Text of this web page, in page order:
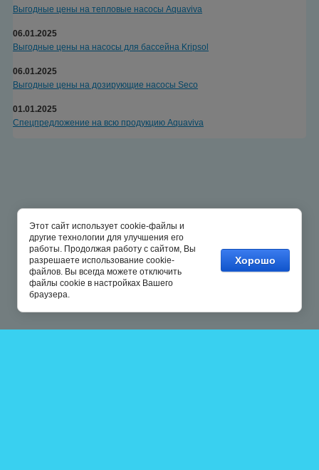
Выгодные цены на тепловые насосы Aquaviva
06.01.2025
Выгодные цены на насосы для бассейна Kripsol
06.01.2025
Выгодные цены на дозирующие насосы Seco
01.01.2025
Спецпредложение на всю продукцию Aquaviva
Этот сайт использует cookie-файлы и
другие технологии для улучшения его
работы. Продолжая работу с сайтом, Вы
разрешаете использование cookie-
файлов. Вы всегда можете отключить
файлы cookie в настройках Вашего
браузера.
Хорошо